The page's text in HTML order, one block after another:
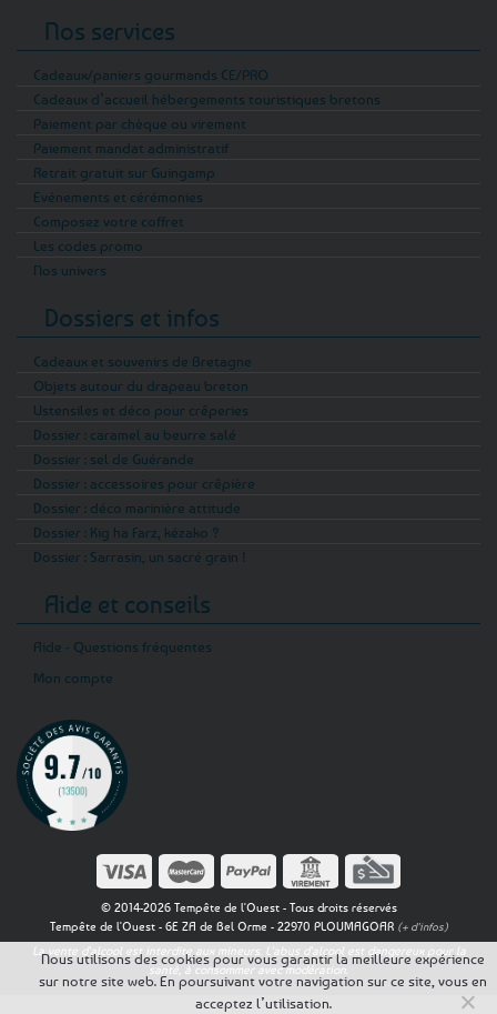
Nos services
Cadeaux/paniers gourmands CE/PRO
Cadeaux d’accueil hébergements touristiques bretons
Paiement par chèque ou virement
Paiement mandat administratif
Retrait gratuit sur Guingamp
Evénements et cérémonies
Composez votre coffret
Les codes promo
Nos univers
Dossiers et infos
Cadeaux et souvenirs de Bretagne
Objets autour du drapeau breton
Ustensiles et déco pour crêperies
Dossier : caramel au beurre salé
Dossier : sel de Guérande
Dossier : accessoires pour crêpière
Dossier : déco marinière attitude
Dossier : Kig ha Farz, kézako ?
Dossier : Sarrasin, un sacré grain !
Aide et conseils
Aide - Questions fréquentes
Mon compte
© 2014-2026 Tempête de l'Ouest - Tous droits réservés
Tempête de l'Ouest - 6E ZA de Bel Orme - 22970 PLOUMAGOAR (+ d'infos)
La vente d'alcool est interdite aux mineurs. L'abus d'alcool est dangereux pour la
santé, à consommer avec modération.
Nous utilisons des cookies pour vous garantir la meilleure expérience
sur notre site web. En poursuivant votre navigation sur ce site, vous en
acceptez l’utilisation.